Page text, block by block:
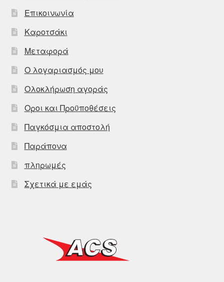
Επικοινωνία
Καροτσάκι
Μεταφορά
Ο λογαριασμός μου
Ολοκλήρωση αγοράς
Οροι και Προϋποθέσεις
Παγκόσμια αποστολή
Παράπονα
πληρωμές
Σχετικά με εμάς